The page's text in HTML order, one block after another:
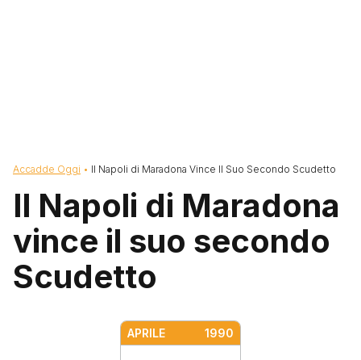
Briciole di pane
Accadde Oggi Il Napoli di Maradona Vince Il Suo Secondo Scudetto
Il Napoli di Maradona
vince il suo secondo
Scudetto
APRILE 1990